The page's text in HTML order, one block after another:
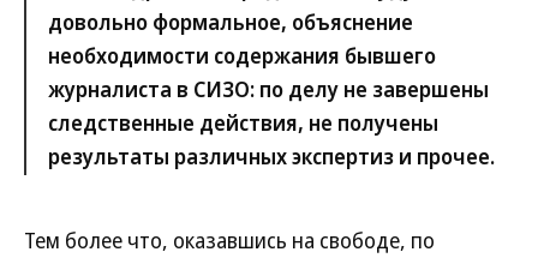
довольно формальное, объяснение
необходимости содержания бывшего
журналиста в СИЗО: по делу не завершены
следственные действия, не получены
результаты различных экспертиз и прочее.
Тем более что, оказавшись на свободе, по